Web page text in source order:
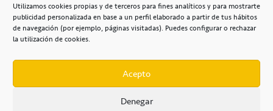
Utilizamos cookies propias y de terceros para fines analíticos y para mostrarte
publicidad personalizada en base a un perfil elaborado a partir de tus hábitos
de navegación (por ejemplo, páginas visitadas). Puedes configurar o rechazar
la utilización de cookies.
Acepto
Denegar
secretaria@cbcanarias.es
+34 922 253 684
Casa del Deporte / 38108 – La Laguna